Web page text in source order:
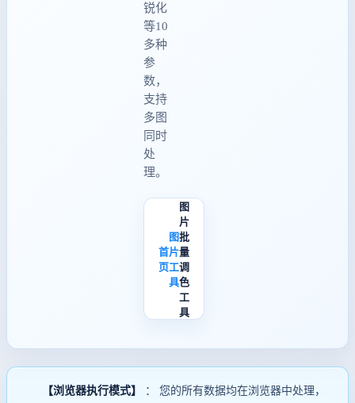
锐化
等10
多种
参
数，
支持
多图
同时
处
理。
首
页
图
片
工
具
图
片
批
量
调
色
工
具
【浏览器执行模式】
： 您的所有数据均在浏览器中处理，